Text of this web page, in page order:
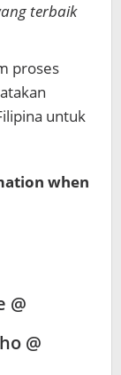
terbaik
proses
untuk
when
@
@